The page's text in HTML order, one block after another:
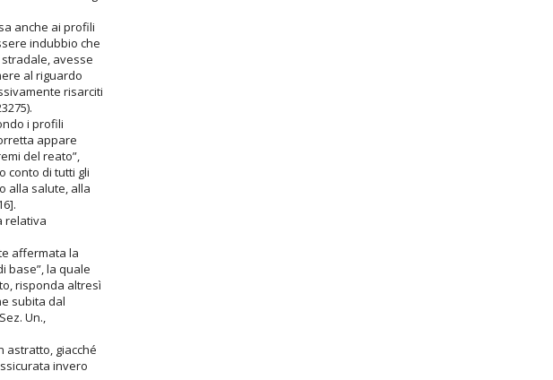
anche ai profili
indubbio che
avesse
al riguardo
risarciti
i profili
appare
del reato”,
conto di tutti gli
alla salute, alla
relativa
affermata la
base”, la quale
risponda altresì
subita dal
Un.,
astratto, giacché
invero